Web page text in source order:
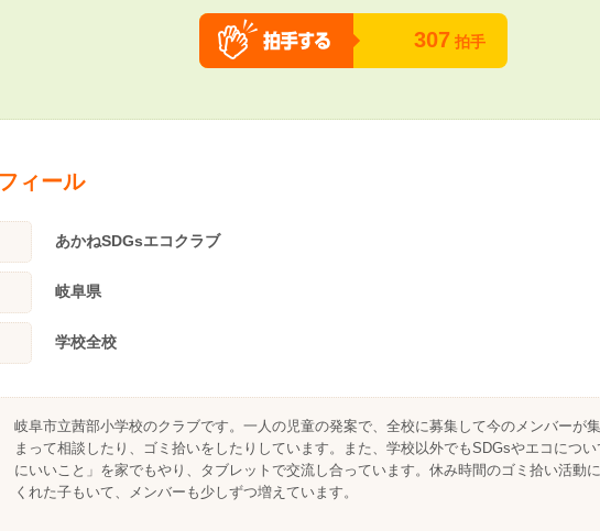
307 拍手
ィール
あかねSDGsエコクラブ
岐阜県
学校全校
岐阜市立茜部小学校のクラブです。一人の児童の発案で、全校に募集して今のメンバーが
まって相談したり、ゴミ拾いをしたりしています。また、学校以外でもSDGsやエコにつ
にいいこと」を家でもやり、タブレットで交流し合っています。休み時間のゴミ拾い活動
くれた子もいて、メンバーも少しずつ増えています。